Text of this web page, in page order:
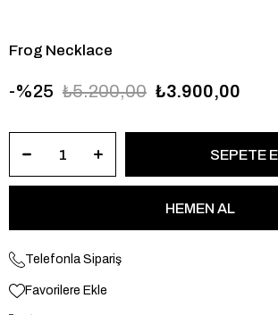
Frog Necklace
25 ₺5.200,00 ₺3.900,00
Telefonla Sipariş
Favorilere Ekle